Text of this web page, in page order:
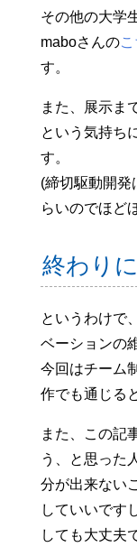
その他の大学
maboさんのこ
す。
また、展示ま
という気持ち
す。
(締切駆動開発
らいのでほど
終わりに
というわけで
ベーションの
今回はチーム
作でも通じる
また、この記
う、と思った
分が出来ない
していいです
しても大丈夫